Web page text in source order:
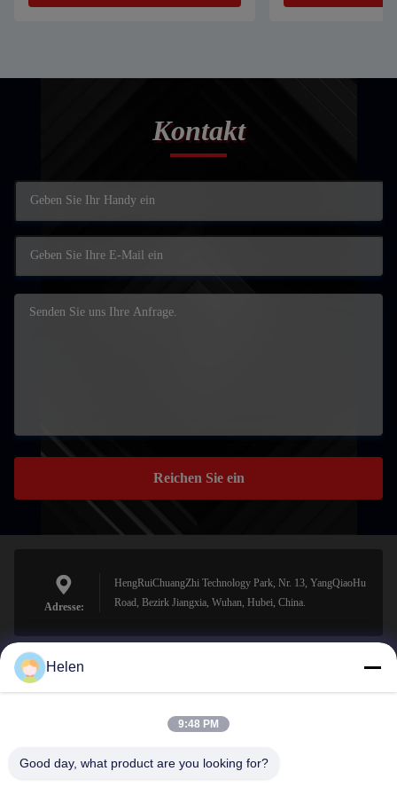
Kontakt
Reichen Sie ein
Adresse:
HengRuiChuangZhi Technology Park, Nr. 13, YangQiaoHu
Road, Bezirk Jiangxia, Wuhan, Hubei, China.
sales@perfectlaser.net
Helen
9:48 PM
Good day, what product are you looking for?